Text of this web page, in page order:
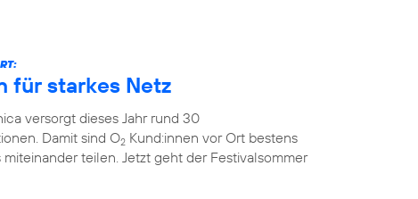
für starkes Netz
versorgt dieses Jahr rund 30
Damit sind O2 Kund:innen vor Ort bestens
teilen. Jetzt geht der Festivalsommer